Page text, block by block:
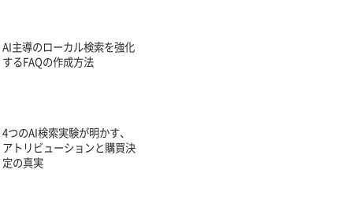
AI主導のローカル検索を強化
するFAQの作成方法
4つのAI検索実験が明かす、
アトリビューションと購買決
定の真実